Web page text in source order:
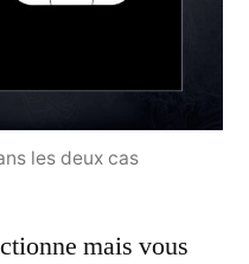
les deux cas
mais vous